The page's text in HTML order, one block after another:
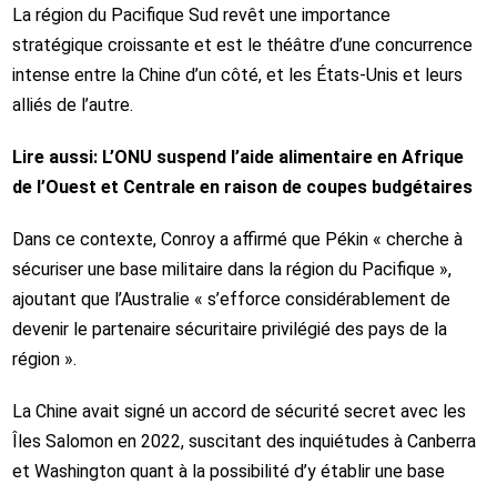
La région du Pacifique Sud revêt une importance
stratégique croissante et est le théâtre d’une concurrence
intense entre la Chine d’un côté, et les États-Unis et leurs
alliés de l’autre.
Lire aussi: L’ONU suspend l’aide alimentaire en Afrique
de l’Ouest et Centrale en raison de coupes budgétaires
Dans ce contexte, Conroy a affirmé que Pékin « cherche à
sécuriser une base militaire dans la région du Pacifique »,
ajoutant que l’Australie « s’efforce considérablement de
devenir le partenaire sécuritaire privilégié des pays de la
région ».
La Chine avait signé un accord de sécurité secret avec les
Îles Salomon en 2022, suscitant des inquiétudes à Canberra
et Washington quant à la possibilité d’y établir une base